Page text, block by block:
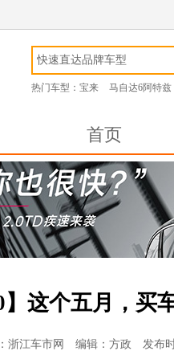
热门车型： 宝来 马自达6阿特兹
首页
】这个五月，买
浙江车市网 编辑：方政 发布时